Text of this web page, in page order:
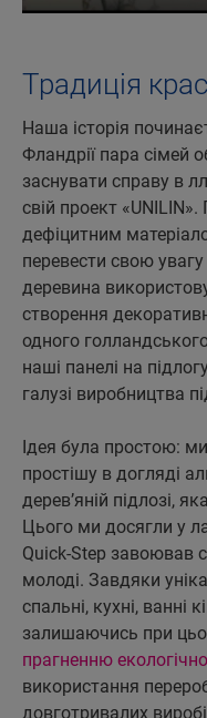
Традиція
Наша історія
Фландрії пара сімей
заснувати справу в
свій проект
дефіцитним
перевести свою
деревина
створення
одного
наші панелі на
галузі виробництва
Ідея була простою:
простішу в догляді
дерев’яній підлозі,
Цього ми досягли у
Quick-Step завоював
молоді. Завдяки
спальні, кухні, ванні
залишаючись при
прагненню
використання
довготривалих